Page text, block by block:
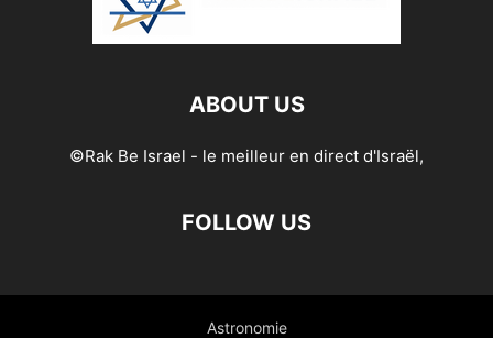
ABOUT US
©Rak Be Israel - le meilleur en direct d'Israël,
FOLLOW US
Astronomie